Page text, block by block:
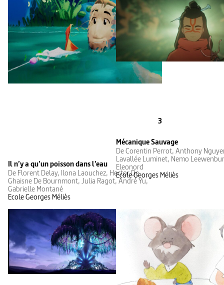
3
Il n’y a qu’un poisson dans l’eau
De Florent Delay, Ilona Laouchez, Hector De
Ghaisne De Bournmont, Julia Ragot, André Yu,
Gabrielle Montané
Ecole Georges Méliès
Mécanique Sauvage
De Corentin Perrot, Anthony
Lavallée Luminet, Nemo
Eleonord
Ecole Georges Méliès